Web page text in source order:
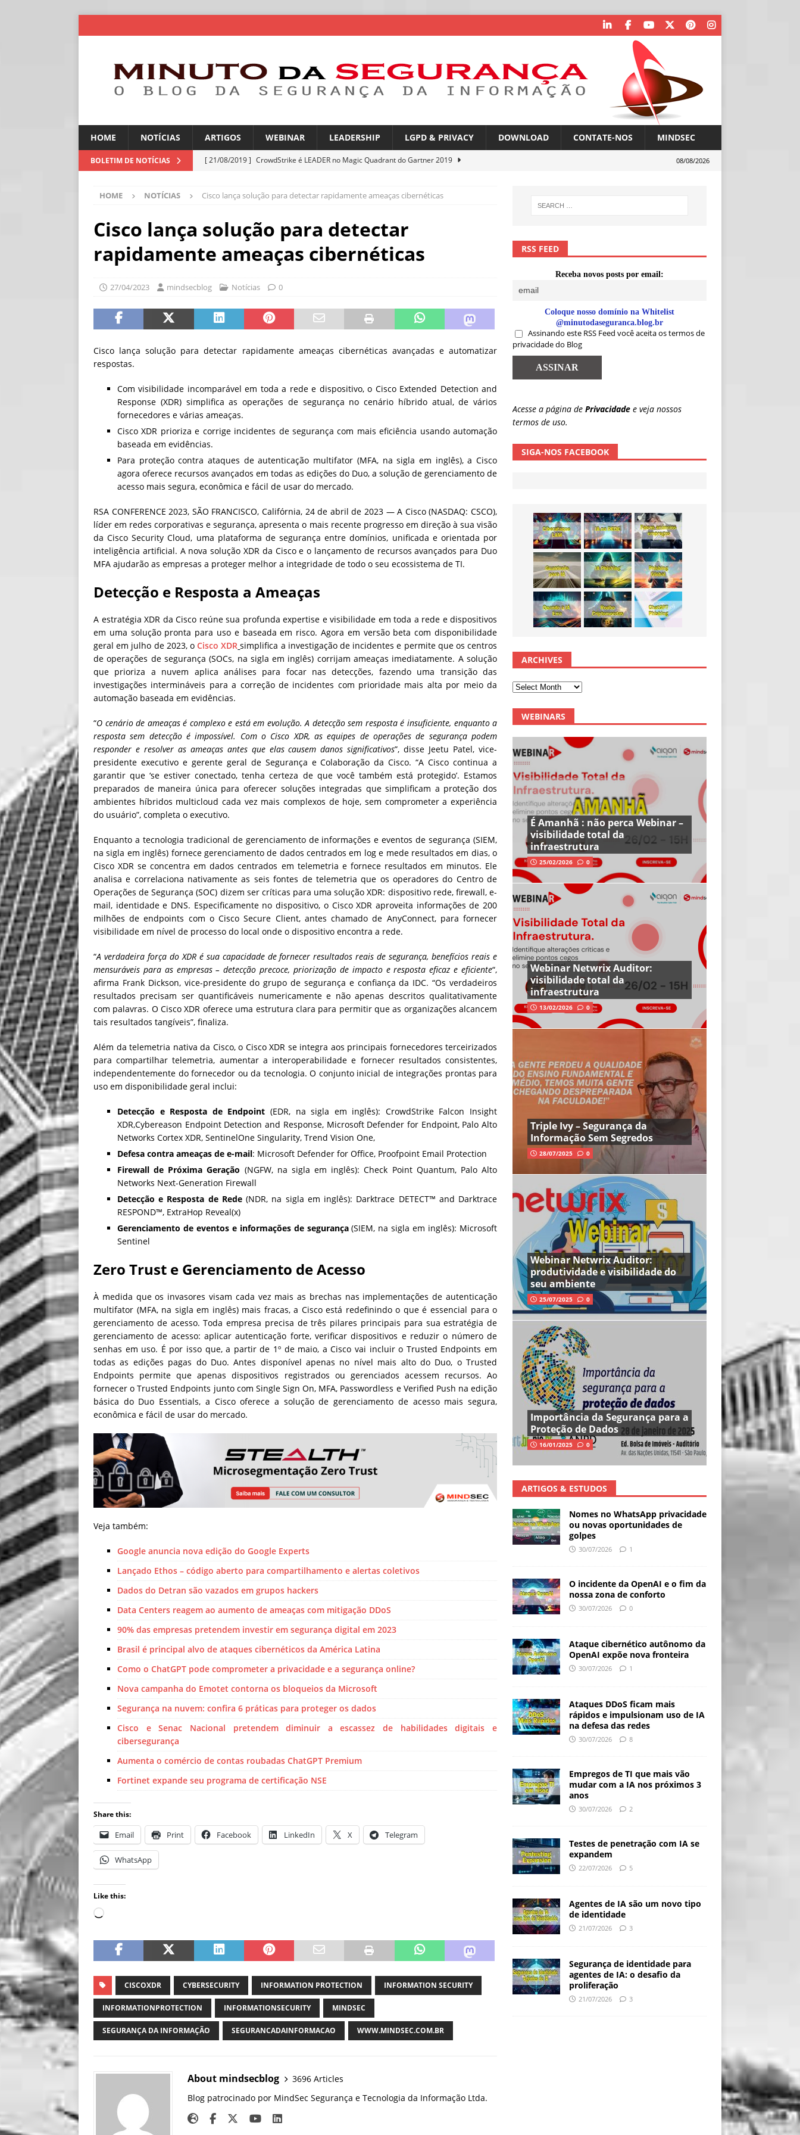
HOME NOTÍCIAS ARTIGOS WEBINAR LEADERSHIP LGPD & PRIVACY DOWNLOAD CONTATE-NOS MINDSEC
BOLETIM DE NOTÍCIAS [ 21/08/2019 ] CrowdStrike é LEADER no Magic Quadrant do Gartner 2019
[ 06/08/2026 ] América Latina é a segunda região mais exposta a ciberameaças
industriais
NOTÍCIAS
[ 06/08/2026 ]
IA amplia desafio de segurança e governança nas redes corporativas
NOTÍCIAS
[ 06/08/2026 ]
[ 06/08/2026 ]
Sem guardrails, a autonomia da IA se torna um risco
NOTÍCIAS
08/08/2026
HOME NOTÍCIAS Cisco lança solução para detectar rapidamente ameaças cibernéticas
Cisco lança solução para detectar
rapidamente ameaças cibernéticas
27/04/2023 mindsecblog Notícias 0
Cisco lança solução para detectar rapidamente ameaças cibernéticas avançadas e automatizar
respostas.
Com visibilidade incomparável em toda a rede e dispositivo, o Cisco Extended Detection and
Response (XDR) simplifica as operações de segurança no cenário híbrido atual, de vários
fornecedores e várias ameaças.
Cisco XDR prioriza e corrige incidentes de segurança com mais eficiência usando automação
baseada em evidências.
Para proteção contra ataques de autenticação multifator (MFA, na sigla em inglês), a Cisco
agora oferece recursos avançados em todas as edições do Duo, a solução de gerenciamento de
acesso mais segura, econômica e fácil de usar do mercado.
RSA CONFERENCE 2023, SÃO FRANCISCO, Califórnia, 24 de abril de 2023 — A Cisco (NASDAQ: CSCO),
líder em redes corporativas e segurança, apresenta o mais recente progresso em direção à sua visão
da Cisco Security Cloud, uma plataforma de segurança entre domínios, unificada e orientada por
inteligência artificial. A nova solução XDR da Cisco e o lançamento de recursos avançados para Duo
MFA ajudarão as empresas a proteger melhor a integridade de todo o seu ecossistema de TI.
Detecção e Resposta a Ameaças
A estratégia XDR da Cisco reúne sua profunda expertise e visibilidade em toda a rede e dispositivos
em uma solução pronta para uso e baseada em risco. Agora em versão beta com disponibilidade
geral em julho de 2023, oCisco XDR simplifica a investigação de incidentes e permite que os centros
de operações de segurança (SOCs, na sigla em inglês) corrijam ameaças imediatamente. A solução
que prioriza a nuvem aplica análises para focar nas detecções, fazendo uma transição das
investigações intermináveis para a correção de incidentes com prioridade mais alta por meio da
automação baseada em evidências.
“O cenário de ameaças é complexo e está em evolução. A detecção sem resposta é insuficiente, enquanto a
resposta sem detecção é impossível. Com o Cisco XDR, as equipes de operações de segurança podem
responder e resolver as ameaças antes que elas causem danos significativos”, disse Jeetu Patel, vice-
presidente executivo e gerente geral de Segurança e Colaboração da Cisco. “A Cisco continua a
garantir que ‘se estiver conectado, tenha certeza de que você também está protegido’. Estamos
preparados de maneira única para oferecer soluções integradas que simplificam a proteção dos
ambientes híbridos multicloud cada vez mais complexos de hoje, sem comprometer a experiência
do usuário”, completa o executivo.
Enquanto a tecnologia tradicional de gerenciamento de informações e eventos de segurança (SIEM,
na sigla em inglês) fornece gerenciamento de dados centrados em log e mede resultados em dias, o
Cisco XDR se concentra em dados centrados em telemetria e fornece resultados em minutos. Ele
analisa e correlaciona nativamente as seis fontes de telemetria que os operadores do Centro de
Operações de Segurança (SOC) dizem ser críticas para uma solução XDR: dispositivo rede, firewall, e-
mail, identidade e DNS. Especificamente no dispositivo, o Cisco XDR aproveita informações de 200
milhões de endpoints com o Cisco Secure Client, antes chamado de AnyConnect, para fornecer
visibilidade em nível de processo do local onde o dispositivo encontra a rede.
“A verdadeira força do XDR é sua capacidade de fornecer resultados reais de segurança, benefícios reais e
mensuráveis para as empresas – detecção precoce, priorização de impacto e resposta eficaz e eficiente“,
afirma Frank Dickson, vice-presidente do grupo de segurança e confiança da IDC. “Os verdadeiros
resultados precisam ser quantificáveis numericamente e não apenas descritos qualitativamente
com palavras. O Cisco XDR oferece uma estrutura clara para permitir que as organizações alcancem
tais resultados tangíveis”, finaliza.
Além da telemetria nativa da Cisco, o Cisco XDR se integra aos principais fornecedores terceirizados
para compartilhar telemetria, aumentar a interoperabilidade e fornecer resultados consistentes,
independentemente do fornecedor ou da tecnologia. O conjunto inicial de integrações prontas para
uso em disponibilidade geral inclui:
Detecção e Resposta de Endpoint (EDR, na sigla em inglês): CrowdStrike Falcon Insight
XDR,Cybereason Endpoint Detection and Response, Microsoft Defender for Endpoint, Palo Alto
Networks Cortex XDR, SentinelOne Singularity, Trend Vision One,
Defesa contra ameaças de e-mail: Microsoft Defender for Office, Proofpoint Email Protection
Firewall de Próxima Geração (NGFW, na sigla em inglês): Check Point Quantum, Palo Alto
Networks Next-Generation Firewall
Detecção e Resposta de Rede(NDR, na sigla em inglês): Darktrace DETECT™ and Darktrace
RESPOND™, ExtraHop Reveal(x)
Gerenciamento de eventos e informações de segurança(SIEM, na sigla em inglês): Microsoft
Sentinel
Zero Trust e Gerenciamento de Acesso
À medida que os invasores visam cada vez mais as brechas nas implementações de autenticação
multifator (MFA, na sigla em inglês) mais fracas, a Cisco está redefinindo o que é essencial para o
gerenciamento de acesso. Toda empresa precisa de três pilares principais para sua estratégia de
gerenciamento de acesso: aplicar autenticação forte, verificar dispositivos e reduzir o número de
senhas em uso. É por isso que, a partir de 1º de maio, a Cisco vai incluir o Trusted Endpoints em
todas as edições pagas do Duo. Antes disponível apenas no nível mais alto do Duo, o Trusted
Endpoints permite que apenas dispositivos registrados ou gerenciados acessem recursos. Ao
fornecer o Trusted Endpoints junto com Single Sign On, MFA, Passwordless e Verified Push na edição
básica do Duo Essentials, a Cisco oferece a solução de gerenciamento de acesso mais segura,
econômica e fácil de usar do mercado.
Veja também:
Google anuncia nova edição do Google Experts
Lançado Ethos – código aberto para compartilhamento e alertas coletivos
Dados do Detran são vazados em grupos hackers
Data Centers reagem ao aumento de ameaças com mitigação DDoS
90% das empresas pretendem investir em segurança digital em 2023
Brasil é principal alvo de ataques cibernéticos da América Latina
Como o ChatGPT pode comprometer a privacidade e a segurança online?
Nova campanha do Emotet contorna os bloqueios da Microsoft
Segurança na nuvem: confira 6 práticas para proteger os dados
Cisco e Senac Nacional pretendem diminuir a escassez de habilidades digitais e
cibersegurança
Aumenta o comércio de contas roubadas ChatGPT Premium
Fortinet expande seu programa de certificação NSE
Share this:
Email Print Facebook LinkedIn X Telegram
WhatsApp
Like this:
CISCOXDR CYBERSECURITY INFORMATION PROTECTION INFORMATION SECURITY
INFORMATIONPROTECTION INFORMATIONSECURITY MINDSEC
SEGURANÇA DA INFORMAÇÃO SEGURANCADAINFORMACAO WWW.MINDSEC.COM.BR
About mindsecblog
3696 Articles
Blog patrocinado por MindSec Segurança e Tecnologia da Informação Ltda.
RSS FEED
Receba novos posts por email:
Coloque nosso domínio na Whitelist
@minutodaseguranca.blog.br
Assinando este RSS Feed você aceita os termos de
privacidade do Blog
Acesse a página de Privacidade e veja nossos
termos de uso.
SIGA-NOS FACEBOOK
ARCHIVES
WEBINARS
É Amanhã : não perca Webinar –
visibilidade total da
infraestrutura
25/02/2026 0
Webinar Netwrix Auditor:
visibilidade total da
infraestrutura
13/02/2026 0
Triple Ivy – Segurança da
Informação Sem Segredos
28/07/2025 0
Webinar Netwrix Auditor:
produtividade e visibilidade do
seu ambiente
25/07/2025 0
Importância da Segurança para a
Proteção de Dados
16/01/2025 0
ARTIGOS & ESTUDOS
Nomes no WhatsApp privacidade
ou novas oportunidades de
golpes
30/07/2026 1
O incidente da OpenAI e o fim da
nossa zona de conforto
30/07/2026 0
Ataque cibernético autônomo da
OpenAI expõe nova fronteira
30/07/2026 1
Ataques DDoS ficam mais
rápidos e impulsionam uso de IA
na defesa das redes
30/07/2026 8
Empregos de TI que mais vão
mudar com a IA nos próximos 3
anos
30/07/2026 2
Testes de penetração com IA se
expandem
22/07/2026 5
Agentes de IA são um novo tipo
de identidade
21/07/2026 3
Segurança de identidade para
agentes de IA: o desafio da
proliferação
21/07/2026 3